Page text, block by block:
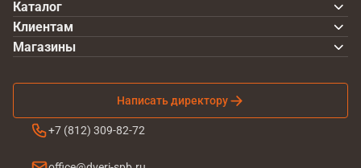
Каталог
Клиентам
Написать директору
+7 (812) 309-82-72
Магазины